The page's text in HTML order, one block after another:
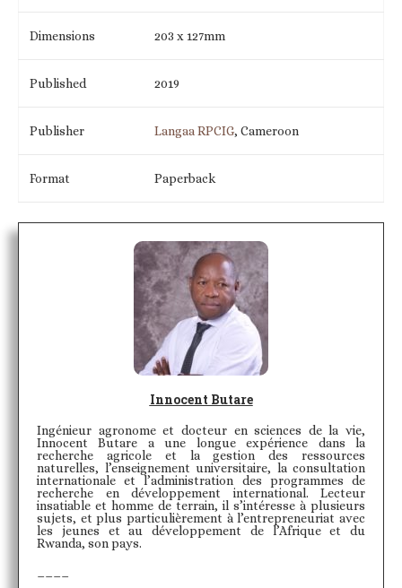
Dimensions 203 x 127mm
Published 2019
Publisher Langaa RPCIG, Cameroon
Format Paperback
Innocent Butare
Ingénieur agronome et docteur en sciences de la vie,
Innocent Butare a une longue expérience dans la
recherche agricole et la gestion des ressources
naturelles, l’enseignement universitaire, la consultation
internationale et l’administration des programmes de
recherche en développement international. Lecteur
insatiable et homme de terrain, il s’intéresse à plusieurs
sujets, et plus particulièrement à l’entrepreneuriat avec
les jeunes et au développement de l’Afrique et du
Rwanda, son pays.